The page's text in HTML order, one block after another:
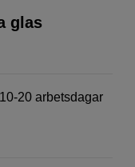
glas
20 arbetsdagar